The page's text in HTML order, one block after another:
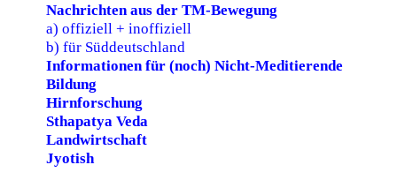
Nachrichten aus der TM-Bewegung
a) offiziell + inoffiziell
b) für Süddeutschland
Informationen für (noch) Nicht-Meditierende
Bildung
Hirnforschung
Sthapatya Veda
Landwirtschaft
Jyotish